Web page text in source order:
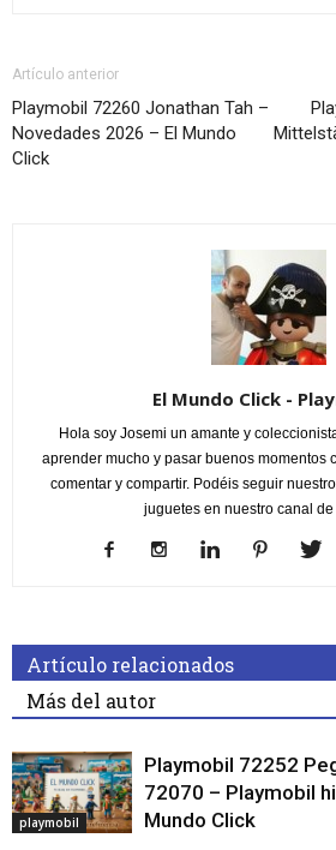
Artículo anterior
Playmobil 72260 Jonathan Tah –
Novedades 2026 – El Mundo
Click
El Mundo Click -
Hola soy Josemi un amante y
aprender mucho y pasar buenos momentos
comentar y compartir. Podéis seguir
juguetes en nuestro canal de
Artículo relacionados
Más del autor
playmobil
Playmobil 72252
72070 – Playmobil
Mundo Click